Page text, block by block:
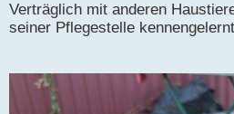
Verträglich mit anderen
seiner Pflegestelle kennengelernt